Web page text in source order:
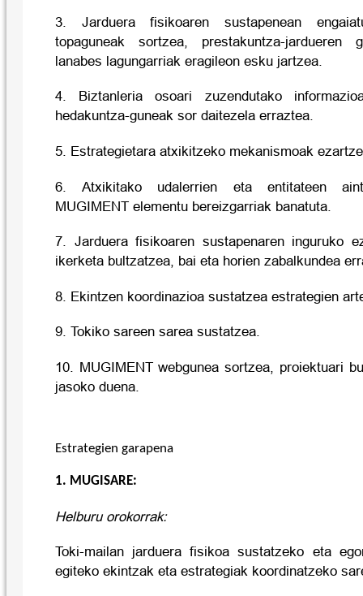
3. Jarduera fisikoaren sustapenean
topaguneak sortzea, prestakuntza-jardueren
lanabes lagungarriak eragileon esku jartzea.
4. Biztanleria osoari zuzendutako
hedakuntza-guneak sor daitezela erraztea.
5. Estrategietara atxikitzeko mekanismoak
6. Atxikitako udalerrien eta entitateen
MUGIMENT elementu bereizgarriak banatuta.
7. Jarduera fisikoaren sustapenaren inguruko
ikerketa bultzatzea, bai eta horien zabalkundea
8. Ekintzen koordinazioa sustatzea estrategien
9. Tokiko sareen sarea sustatzea.
10. MUGIMENT webgunea sortzea, proiektuari
jasoko duena.
Estrategien garapena
1. MUGISARE:
Helburu orokorrak:
Toki-mailan jarduera fisikoa sustatzeko eta
egiteko ekintzak eta estrategiak koordinatzeko